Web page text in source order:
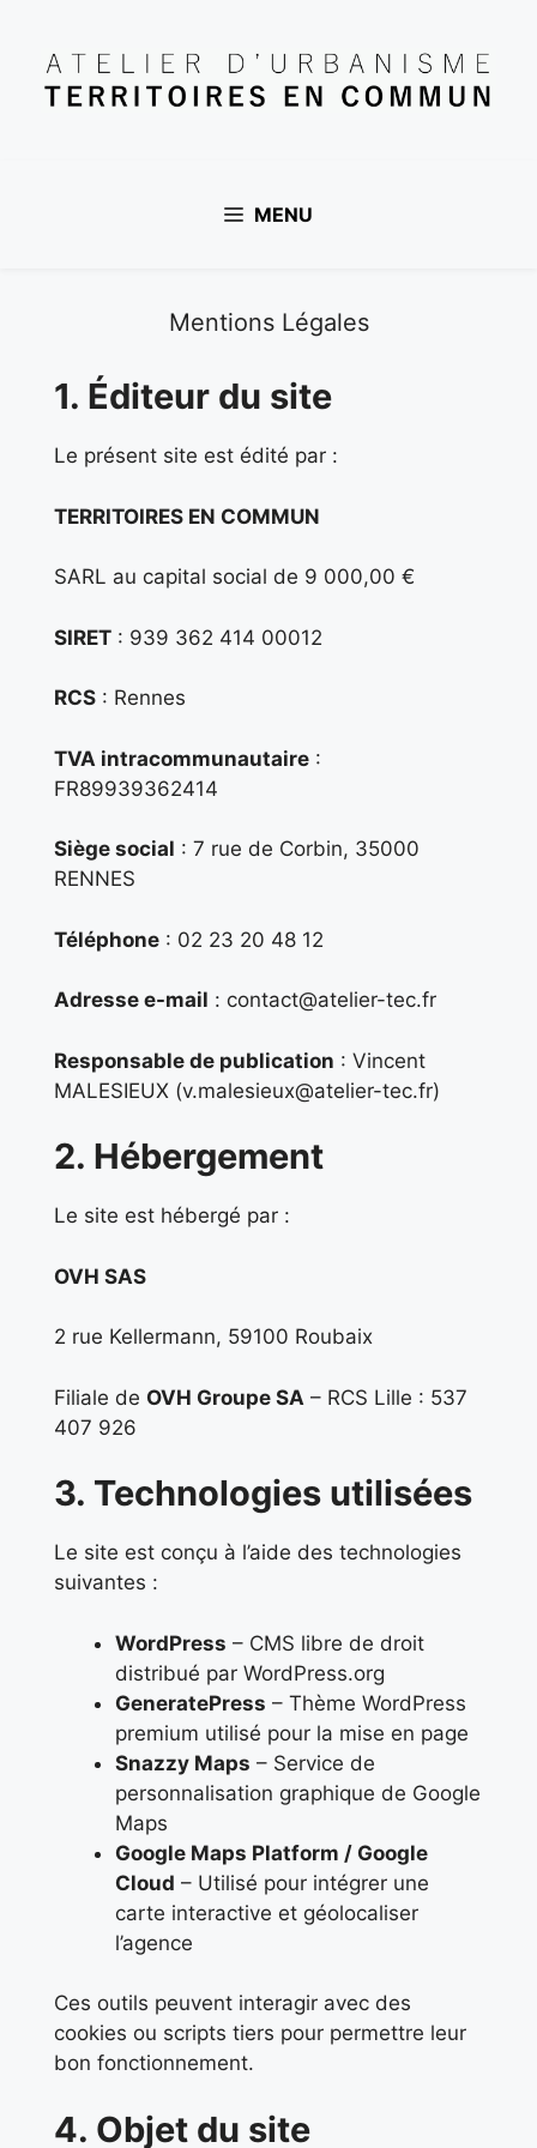
contenu
MENU
Mentions Légales
1. Éditeur du site
Le présent site est édité par :
TERRITOIRES EN COMMUN
SARL au capital social de 9 000,00 €
SIRET : 939 362 414 00012
RCS : Rennes
TVA intracommunautaire :
FR89939362414
Siège social : 7 rue de Corbin, 35000
RENNES
Téléphone : 02 23 20 48 12
Adresse e-mail : contact@atelier-tec.fr
Responsable de publication : Vincent
MALESIEUX (v.malesieux@atelier-tec.fr)
2. Hébergement
Le site est hébergé par :
OVH SAS
2 rue Kellermann, 59100 Roubaix
Filiale de OVH Groupe SA – RCS Lille : 537
407 926
3. Technologies utilisées
Le site est conçu à l’aide des technologies
suivantes :
WordPress – CMS libre de droit
distribué par WordPress.org
GeneratePress – Thème WordPress
premium utilisé pour la mise en page
Snazzy Maps – Service de
personnalisation graphique de Google
Maps
Google Maps Platform / Google
Cloud – Utilisé pour intégrer une
carte interactive et géolocaliser
l’agence
Ces outils peuvent interagir avec des
cookies ou scripts tiers pour permettre leur
bon fonctionnement.
4. Objet du site